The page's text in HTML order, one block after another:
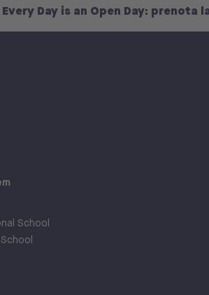
Day is an Open Day: prenota la
School